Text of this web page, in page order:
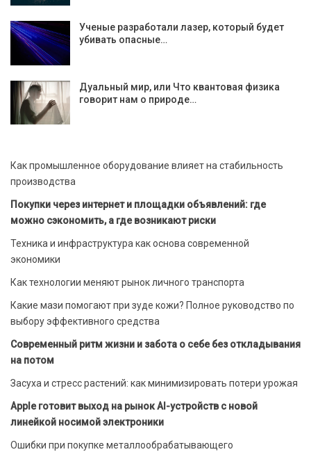
Ученые разработали лазер, который будет
убивать опасные…
Дуальный мир, или Что квантовая физика
говорит нам о природе…
Как промышленное оборудование влияет на стабильность
производства
Покупки через интернет и площадки объявлений: где
можно сэкономить, а где возникают риски
Техника и инфраструктура как основа современной
экономики
Как технологии меняют рынок личного транспорта
Какие мази помогают при зуде кожи? Полное руководство по
выбору эффективного средства
Современный ритм жизни и забота о себе без откладывания
на потом
Засуха и стресс растений: как минимизировать потери урожая
Apple готовит выход на рынок AI-устройств с новой
линейкой носимой электроники
Ошибки при покупке металлообрабатывающего